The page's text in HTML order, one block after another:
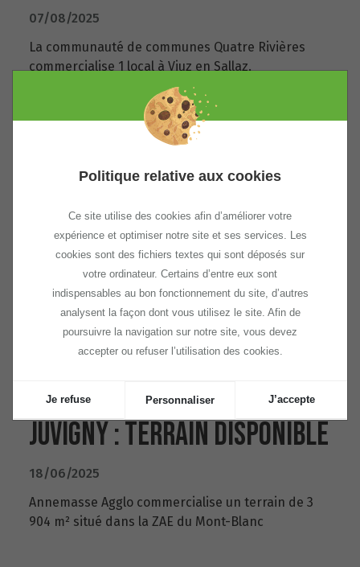
07/08/2025
La communauté de communes Quatre Rivières
commercialise 1 local à Viuz en Sallaz.
Lire la suite
JUVIGNY : TERRAIN DISPONIBLE
18/06/2025
Annemasse Agglo commercialise un terrain de 3
904 m² situé dans la ZAE du Mont-Blanc
Politique relative aux cookies
Ce site utilise des cookies afin d’améliorer votre
expérience et optimiser notre site et ses services. Les
cookies sont des fichiers textes qui sont déposés sur
votre ordinateur. Certains d’entre eux sont
indispensables au bon fonctionnement du site, d’autres
analysent la façon dont vous utilisez le site. Afin de
poursuivre la navigation sur notre site, vous devez
accepter ou refuser l’utilisation des cookies.
Je refuse Personnaliser J’accepte